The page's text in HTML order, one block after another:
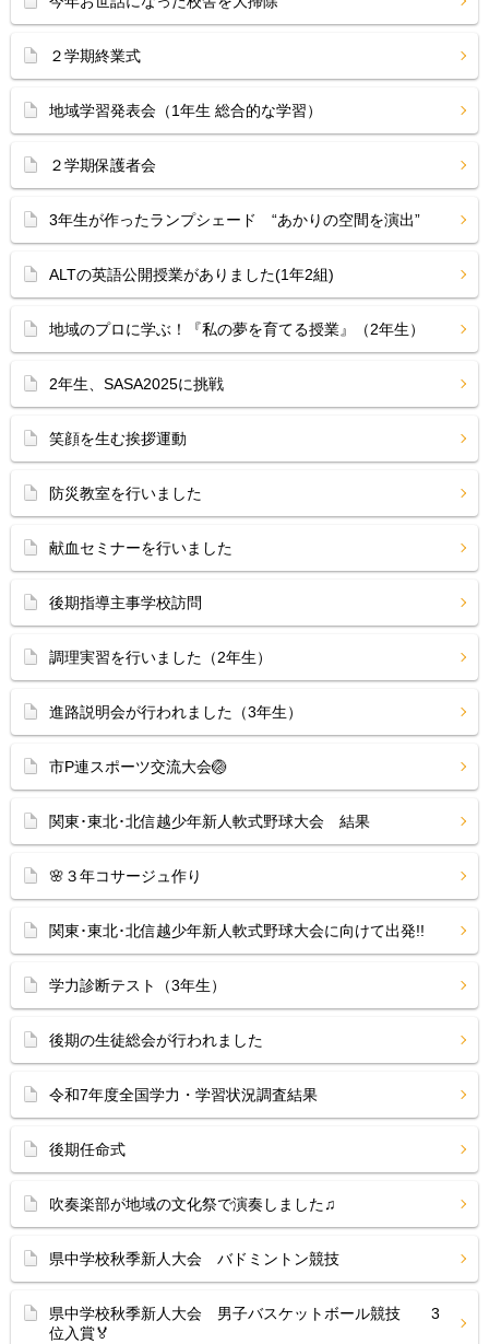
２学期終業式
地域学習発表会（1年生 総合的な学習）
２学期保護者会
3年生が作ったランプシェード “あかりの空間を演出”
ALTの英語公開授業がありました(1年2組)
地域のプロに学ぶ！『私の夢を育てる授業』（2年生）
2年生、SASA2025に挑戦
笑顔を生む挨拶運動
防災教室を行いました
献血セミナーを行いました
後期指導主事学校訪問
調理実習を行いました（2年生）
進路説明会が行われました（3年生）
市P連スポーツ交流大会🏐
関東･東北･北信越少年新人軟式野球大会 結果
🌸３年コサージュ作り
関東･東北･北信越少年新人軟式野球大会に向けて出発!!
学力診断テスト（3年生）
後期の生徒総会が行われました
令和7年度全国学力・学習状況調査結果
後期任命式
吹奏楽部が地域の文化祭で演奏しました♫
県中学校秋季新人大会 バドミントン競技
県中学校秋季新人大会 男子バスケットボール競技 3
位入賞🏅